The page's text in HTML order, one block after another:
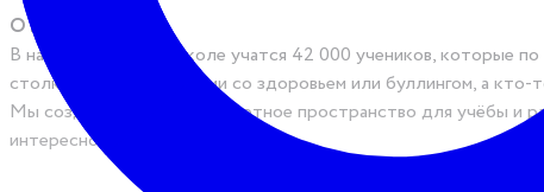
О проекте
В нашей Домашней школе учатся 42 000 учеников, которые
столкнулся с проблемами со здоровьем или буллингом, а
Мы создаём для них комфортное пространство для учёбы и
интересное.